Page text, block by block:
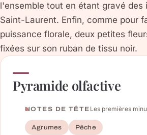
l'ensemble tout en étant gravé des
Saint-Laurent. Enfin, comme pour
puissance florale, deux petites
fixées sur son ruban de tissu noir.
Pyramide olfactive
NOTES DE TÊTE Les premières
Agrumes Pêche